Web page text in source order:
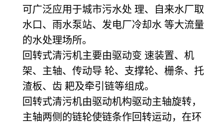
可广泛应用于城市污水处 理、自来水厂取
水口、雨水泵站、发电厂冷却水 等大流量
的水处理场所。
回转式清污机主要由驱动变 速装置、机
架、主轴、传动导 轮、支撑轮、栅条、托
渣板、齿 耙及牵引链等组成。
回转式清污机由驱动机构驱动主轴旋转，
主轴两侧的链轮使链条作回转运动，在环